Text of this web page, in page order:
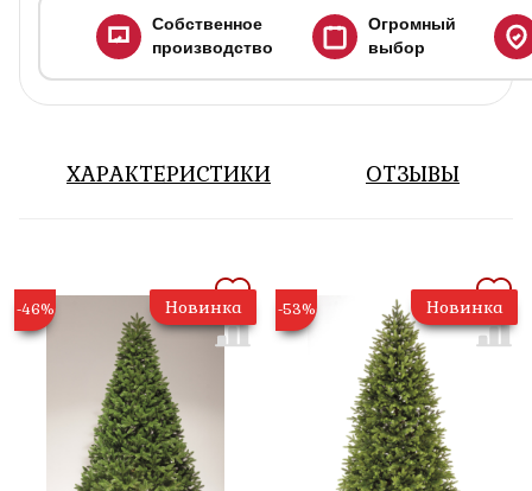
Собственное
производство
Огромный
выбор
ХАРАКТЕРИСТИКИ ОТЗЫВЫ
-46% Новинка -53% Новинка